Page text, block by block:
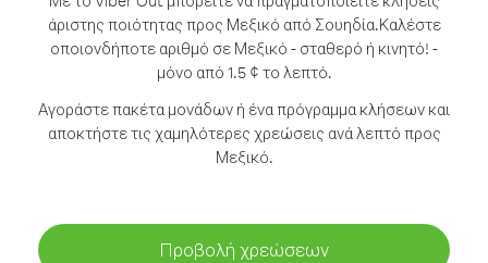
άριστης ποιότητας προς Μεξικό από Σουηδία.Καλέστε
οποιονδήποτε αριθμό σε Μεξικό - σταθερό ή κινητό! -
μόνο από 1.5 ¢ το λεπτό.
Αγοράστε πακέτα μονάδων ή ένα πρόγραμμα κλήσεων και
αποκτήστε τις χαμηλότερες χρεώσεις ανά λεπτό προς
Μεξικό.
Προβολή χρεώσεων